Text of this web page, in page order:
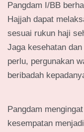
Pangdam I/BB
Hajjah dapat
sesuai rukun haji
Jaga kesehatan
perlu, pergunakan
beribadah
Pangdam
kesempatan